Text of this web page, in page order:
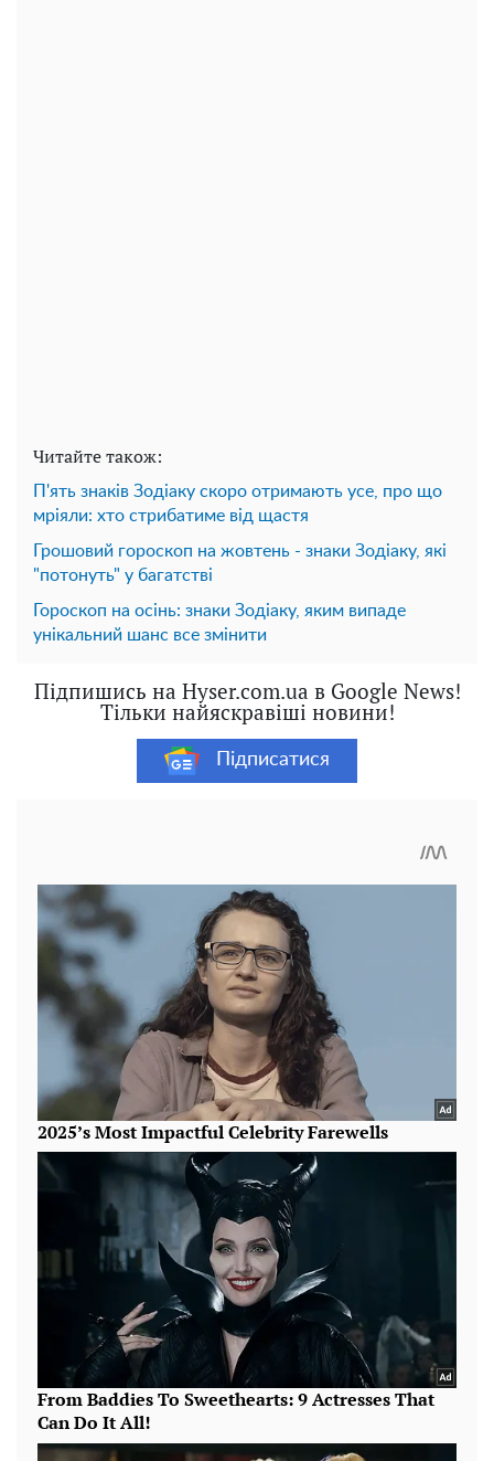
Читайте також:
П'ять знаків Зодіаку скоро отримають усе, про що
мріяли: хто стрибатиме від щастя
Грошовий гороскоп на жовтень - знаки Зодіаку, які
"потонуть" у багатстві
Гороскоп на осінь: знаки Зодіаку, яким випаде
унікальний шанс все змінити
Підпишись на Hyser.com.ua в Google News!
Тільки найяскравіші новини!
Підписатися